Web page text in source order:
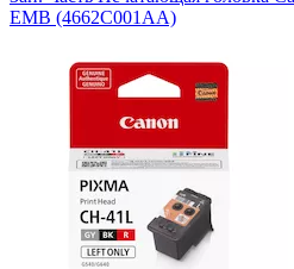
EMB (4662C001AA)